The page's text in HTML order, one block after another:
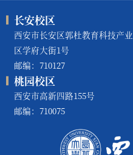
长安校区
西安市长安区郭杜教育科技产业
区学府大街1号
邮编：710127
桃园校区
西安市高新四路155号
邮编：710075